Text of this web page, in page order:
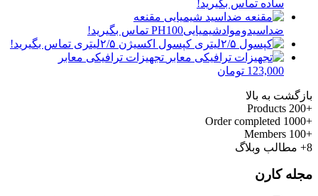
ساده تماس بگیرید!
مقنعه
ضداسیدوموادشیمیاییPH100
تماس بگیرید!
کپسول اکسیژن ۲/۵لیتری
تماس بگیرید!
تجهیزات ترافیکی معابر
123,000 تومان
بازگشت به بالا
+200
Products
+1000
Order completed
+100
Members
8+
مطالب وبلاگ
مجله کارن